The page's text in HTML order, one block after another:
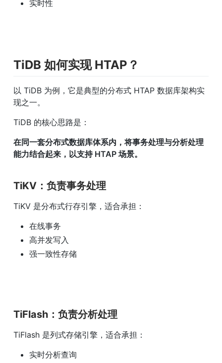
实时性
TiDB 如何实现 HTAP？
以 TiDB 为例，它是典型的分布式 HTAP 数据库架构实
现之一。
TiDB 的核心思路是：
在同一套分布式数据库体系内，将事务处理与分析处理
能力结合起来，以支持 HTAP 场景。
TiKV：负责事务处理
TiKV 是分布式行存引擎，适合承担：
在线事务
高并发写入
强一致性存储
TiFlash：负责分析处理
TiFlash 是列式存储引擎，适合承担：
实时分析查询